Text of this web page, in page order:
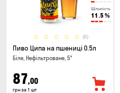
Щільність
11.5 %
(0)
Пиво Ципа на пшениці 0.5л
Біле, Нефільтроване, 5°
87,00
грн за 1 шт